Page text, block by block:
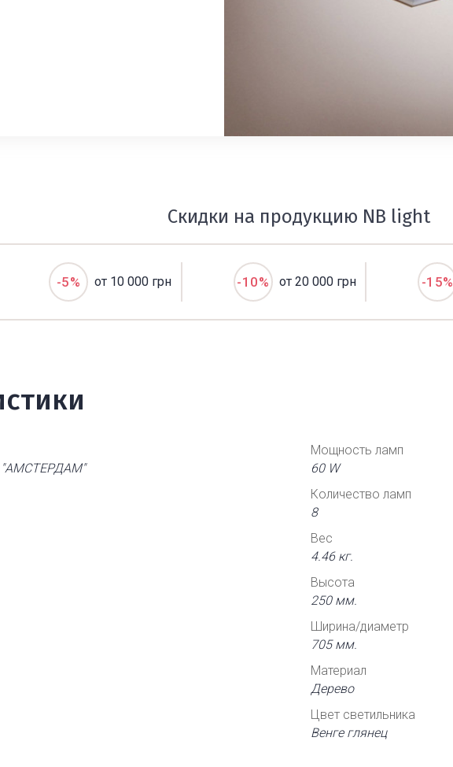
Скидки на продукцию NB light
-5% от 10 000 грн -10% от 20 000 грн -15%
"АМСТЕРДАМ"
Мощность ламп
60 W
Количество ламп
8
Вес
4.46 кг.
Высота
250 мм.
Ширина/диаметр
705 мм.
Материал
Дерево
Цвет светильника
Венге глянец